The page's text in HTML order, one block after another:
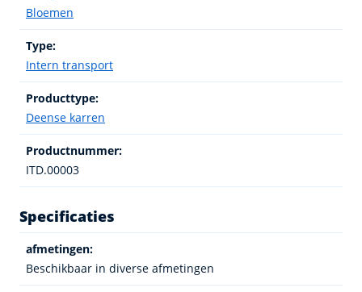
Bloemen
Type:
Intern transport
Producttype:
Deense karren
Productnummer:
ITD.00003
Specificaties
afmetingen:
Beschikbaar in diverse afmetingen